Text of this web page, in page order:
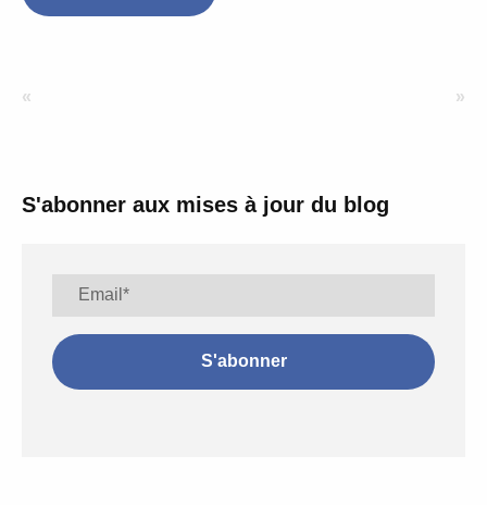
« »
S'abonner aux mises à jour du blog